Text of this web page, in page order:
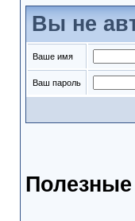
Вы не
Ваше имя
Ваш пароль